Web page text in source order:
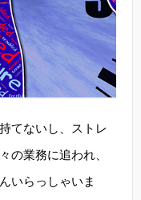
てないし、ストレ
の業務に追われ、
いらっしゃいま